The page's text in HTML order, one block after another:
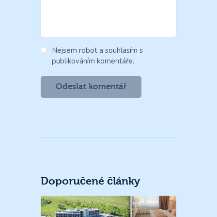
Nejsem robot a souhlasím s
publikováním komentáře.
Doporučené články